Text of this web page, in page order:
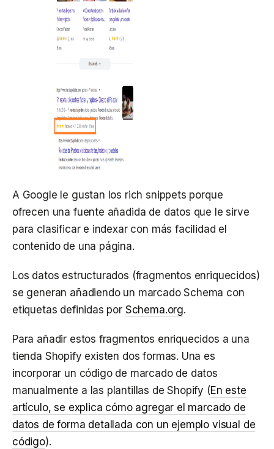
A Google le gustan los rich snippets porque
ofrecen una fuente añadida de datos que le sirve
para clasificar e indexar con más facilidad el
contenido de una página.
Los datos estructurados (fragmentos enriquecidos)
se generan añadiendo un marcado Schema con
etiquetas definidas por Schema.org.
Para añadir estos fragmentos enriquecidos a una
tienda Shopify existen dos formas. Una es
incorporar un código de marcado de datos
manualmente a las plantillas de Shopify (En este
artículo, se explica cómo agregar el marcado de
datos de forma detallada con un ejemplo visual de
código).